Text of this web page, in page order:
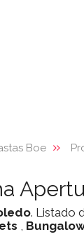
Boe
. Listado
,